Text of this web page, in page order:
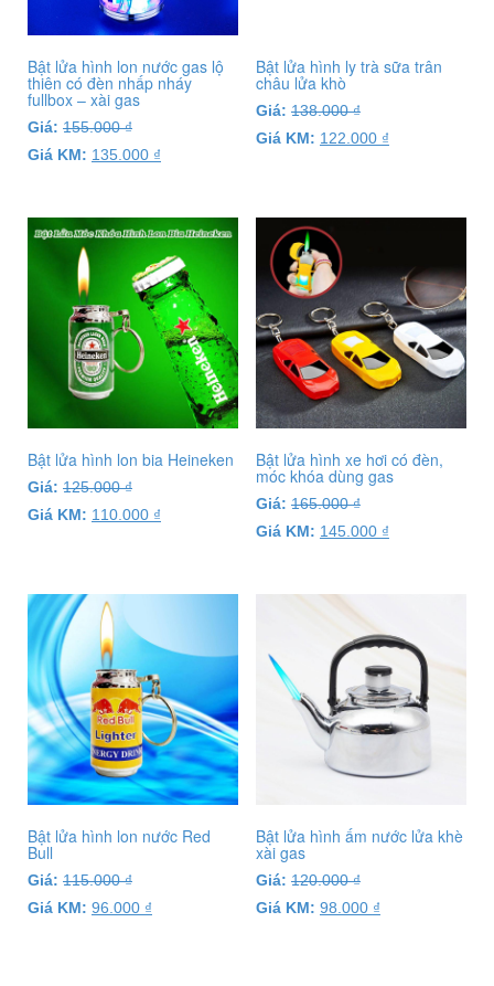
Bật lửa hình lon nước gas lộ
thiên có đèn nhấp nháy
fullbox – xài gas
Giá: 155.000₫
Giá KM: 135.000 ₫
Bật lửa hình ly trà sữa trân
châu lửa khò
Giá: 138.000₫
Giá KM: 122.000 ₫
Bật lửa hình lon bia Heineken
Giá: 125.000₫
Giá KM: 110.000 ₫
Bật lửa hình xe hơi có đèn,
móc khóa dùng gas
Giá: 165.000₫
Giá KM: 145.000 ₫
Bật lửa hình lon nước Red
Bull
Giá: 115.000₫
Giá KM: 96.000 ₫
Bật lửa hình ấm nước lửa khè
xài gas
Giá: 120.000₫
Giá KM: 98.000 ₫